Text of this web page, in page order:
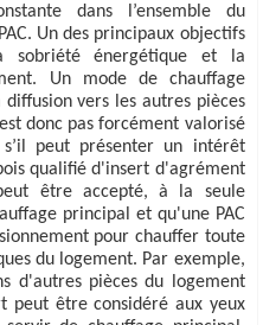
dans l’ensemble du
Un des principaux objectifs
sobriété énergétique et la
Un mode de chauffage
vers les autres pièces
donc pas forcément valorisé
peut présenter un intérêt
qualifié d'insert d'agrément
être accepté, à la seule
principal et qu'une PAC
pour chauffer toute
du logement. Par exemple,
d'autres pièces du logement
peut être considéré aux yeux